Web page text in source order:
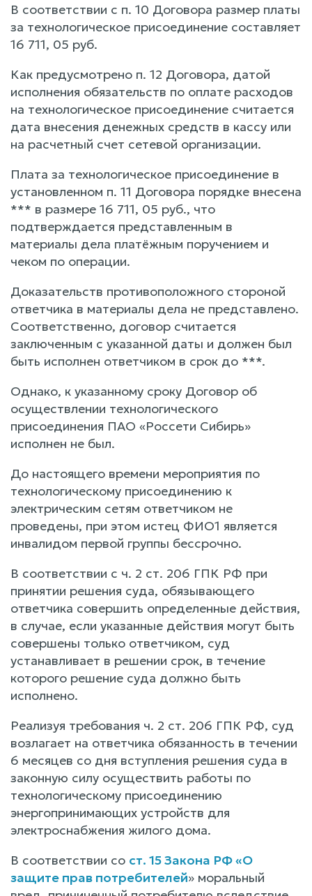
В соответствии с п. 10 Договора размер платы
за технологическое присоединение составляет
16 711, 05 руб.
Как предусмотрено п. 12 Договора, датой
исполнения обязательств по оплате расходов
на технологическое присоединение считается
дата внесения денежных средств в кассу или
на расчетный счет сетевой организации.
Плата за технологическое присоединение в
установленном п. 11 Договора порядке внесена
*** в размере 16 711, 05 руб., что
подтверждается представленным в
материалы дела платёжным поручением и
чеком по операции.
Доказательств противоположного стороной
ответчика в материалы дела не представлено.
Соответственно, договор считается
заключенным с указанной даты и должен был
быть исполнен ответчиком в срок до ***.
Однако, к указанному сроку Договор об
осуществлении технологического
присоединения ПАО «Россети Сибирь»
исполнен не был.
До настоящего времени мероприятия по
технологическому присоединению к
электрическим сетям ответчиком не
проведены, при этом истец ФИО1 является
инвалидом первой группы бессрочно.
В соответствии с ч. 2 ст. 206 ГПК РФ при
принятии решения суда, обязывающего
ответчика совершить определенные действия,
в случае, если указанные действия могут быть
совершены только ответчиком, суд
устанавливает в решении срок, в течение
которого решение суда должно быть
исполнено.
Реализуя требования ч. 2 ст. 206 ГПК РФ, суд
возлагает на ответчика обязанность в течении
6 месяцев со дня вступления решения суда в
законную силу осуществить работы по
технологическому присоединению
энергопринимающих устройств для
электроснабжения жилого дома.
В соответствии со ст. 15 Закона РФ «О
защите прав потребителей» моральный